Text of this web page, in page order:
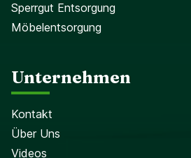
Sperrgut Entsorgung
Möbelentsorgung
Unternehmen
Kontakt
Über Uns
Videos